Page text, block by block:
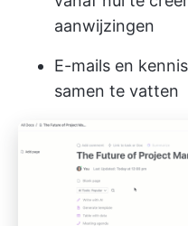
aanwijzingen
E-mails en
samen te vatten